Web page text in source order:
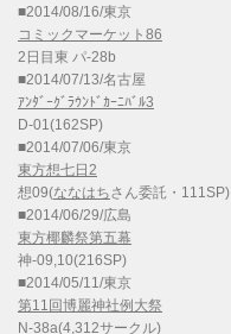
■2014/08/16/東京
コミックマーケット86
2日目東 パ-28b
■2014/07/13/名古屋
ｱﾝﾀﾞｰｸﾞﾗｳﾝﾄﾞｶｰﾆﾊﾞﾙ3
D-01(162SP)
■2014/07/06/東京
東方想七日2
想09(ななはちさん委託・111SP)
■2014/06/29/広島
東方椰麟祭第五幕
神-09,10(216SP)
■2014/05/11/東京
第11回博麗神社例大祭
N-38a(4,312サークル)